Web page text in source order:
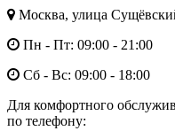
Москва, улица
Пн - Пт: 09:00 - 21:00
Сб - Вс: 09:00 - 18:00
Для комфортного
по телефону: